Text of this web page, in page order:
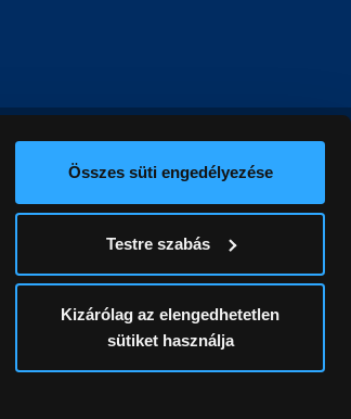
Összes süti engedélyezése
Testre szabás
Kizárólag az elengedhetetlen
sütiket használja